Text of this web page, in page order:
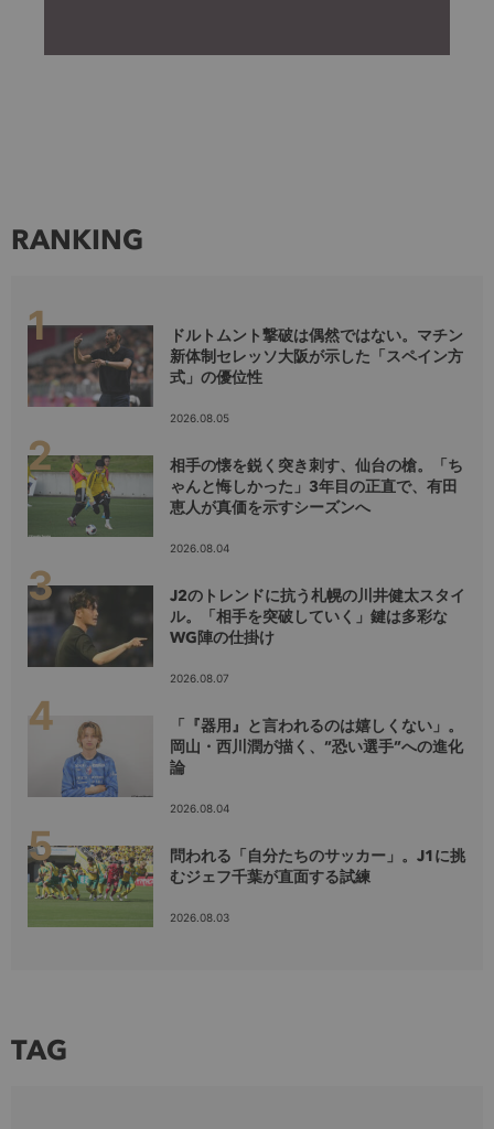
RANKING
ドルトムント撃破は偶然ではない。マチン
新体制セレッソ大阪が示した「スペイン方
式」の優位性
2026.08.05
相手の懐を鋭く突き刺す、仙台の槍。「ち
ゃんと悔しかった」3年目の正直で、有田
恵人が真価を示すシーズンへ
2026.08.04
J2のトレンドに抗う札幌の川井健太スタイ
ル。「相手を突破していく」鍵は多彩な
WG陣の仕掛け
2026.08.07
「『器用』と言われるのは嬉しくない」。
岡山・西川潤が描く、”恐い選手”への進化
論
2026.08.04
問われる「自分たちのサッカー」。J1に挑
むジェフ千葉が直面する試練
2026.08.03
TAG